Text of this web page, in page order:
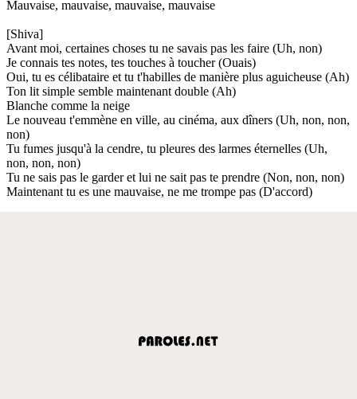
Mauvaise, mauvaise, mauvaise, mauvaise
[Shiva]
Avant moi, certaines choses tu ne savais pas les faire (Uh, non)
Je connais tes notes, tes touches à toucher (Ouais)
Oui, tu es célibataire et tu t'habilles de manière plus aguicheuse (Ah)
Ton lit simple semble maintenant double (Ah)
Blanche comme la neige
Le nouveau t'emmène en ville, au cinéma, aux dîners (Uh, non, non,
non)
Tu fumes jusqu'à la cendre, tu pleures des larmes éternelles (Uh,
non, non, non)
Tu ne sais pas le garder et lui ne sait pas te prendre (Non, non, non)
Maintenant tu es une mauvaise, ne me trompe pas (D'accord)